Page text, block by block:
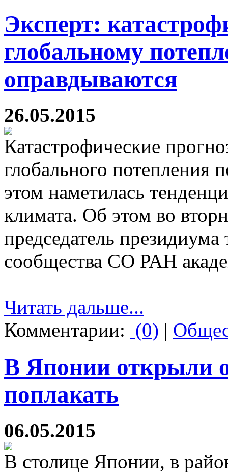
Эксперт:
глобальному
оправдываются
26.05.2015
Катастрофические
глобального потепления
этом наметилась
климата. Об этом во
председатель
сообщества СО РАН
Читать дальше...
Комментарии: (0) |
В Японии открыли
поплакать
06.05.2015
В столице Японии, в